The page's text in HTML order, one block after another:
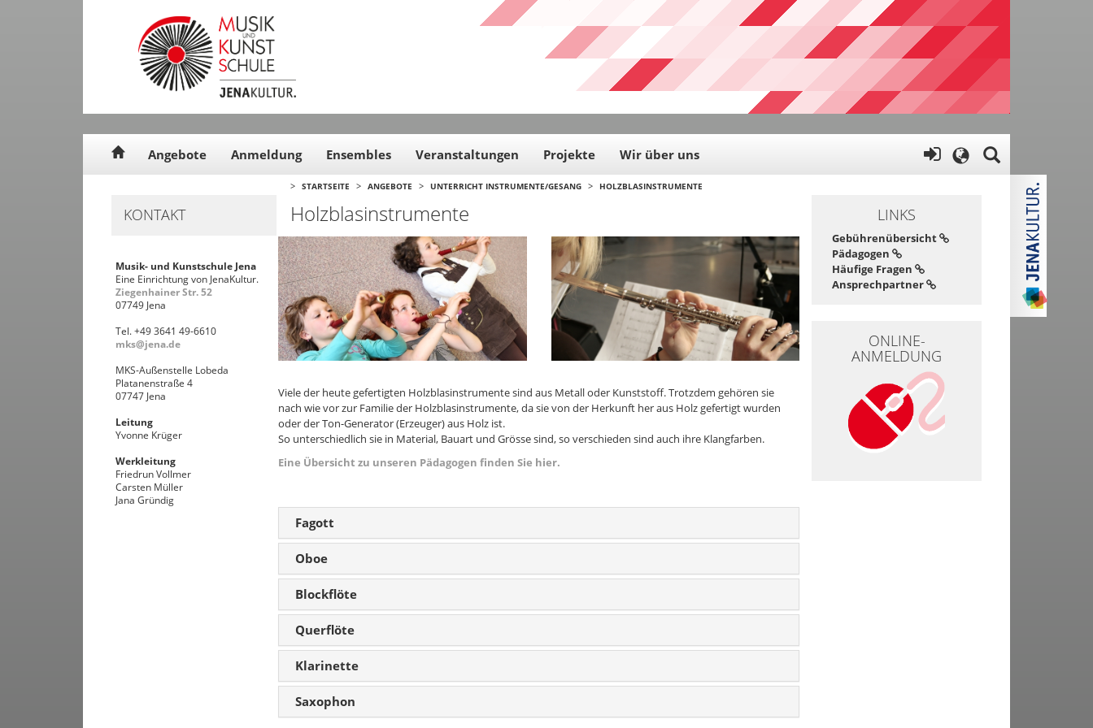
Angebote Anmeldung Ensembles Veranstaltungen Projekte Wir über uns
KONTAKT
Musik- und Kunstschule Jena
Eine Einrichtung von JenaKultur.
Ziegenhainer Str. 52
07749 Jena
Tel. +49 3641 49-6610
mks@jena.de
MKS-Außenstelle Lobeda
Platanenstraße 4
07747 Jena
Leitung
Yvonne Krüger
Werkleitung
Friedrun Vollmer
Carsten Müller
Jana Gründig
> STARTSEITE > ANGEBOTE > UNTERRICHT INSTRUMENTE/GESANG > HOLZBLASINSTRUMENTE
Holzblasinstrumente
Viele der heute gefertigten Holzblasinstrumente sind aus Metall oder Kunststoff. Trotzdem gehören sie
nach wie vor zur Familie der Holzblasinstrumente, da sie von der Herkunft her aus Holz gefertigt wurden
oder der Ton-Generator (Erzeuger) aus Holz ist.
So unterschiedlich sie in Material, Bauart und Grösse sind, so verschieden sind auch ihre Klangfarben.
Eine Übersicht zu unseren Pädagogen finden Sie hier.
Fagott
Oboe
Blockflöte
Querflöte
Klarinette
Saxophon
LINKS
Gebührenübersicht
Pädagogen
Häufige Fragen
Ansprechpartner
ONLINE-
ANMELDUNG